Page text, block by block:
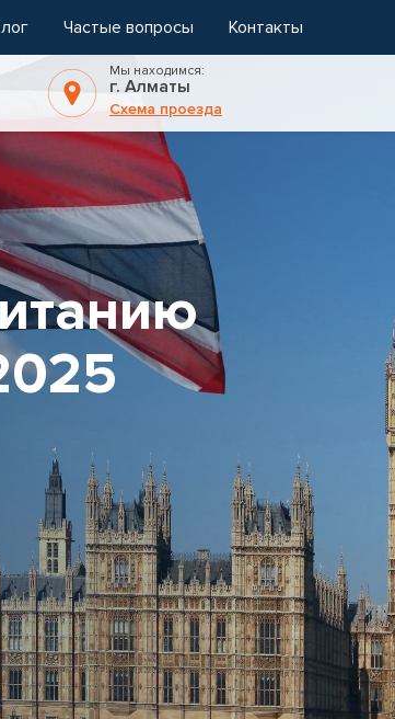
Частые вопросы Контакты
Мы находимся:
г. Алматы
Схема проезда